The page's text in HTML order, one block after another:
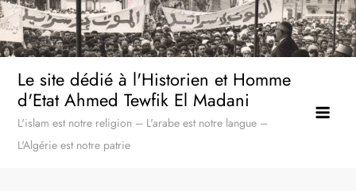
Skip
to
content
Le site dédié à l'Historien et Homme
d'Etat Ahmed Tewfik El Madani
L'islam est notre religion – L'arabe est notre langue –
L'Algérie est notre patrie